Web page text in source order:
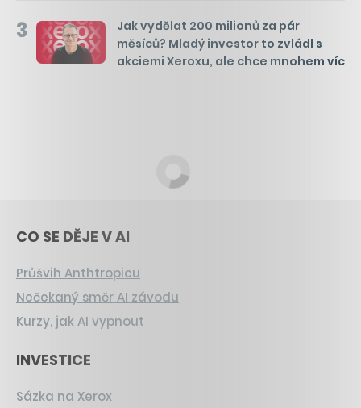
3
Jak vydělat 200 milionů za pár
měsíců? Mladý investor to zvládl s
akciemi Xeroxu, ale chce mnohem víc
CO SE DĚJE V AI
Průšvih Anthtropicu
Nečekaný směr AI závodu
Kurzy, jak AI vypnout
INVESTICE
Sázka na Xerox